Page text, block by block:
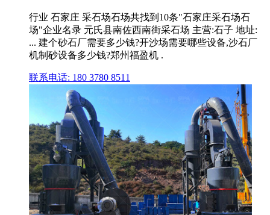
行业 石家庄 采石场石场共找到10条"石家庄采石场石
场"企业名录 元氏县南佐西南街采石场 主营:石子 地址:
... 建个砂石厂需要多少钱?开沙场需要哪些设备,沙石厂
机制砂设备多少钱?郑州福盈机 .
联系电话: 180 3780 8511